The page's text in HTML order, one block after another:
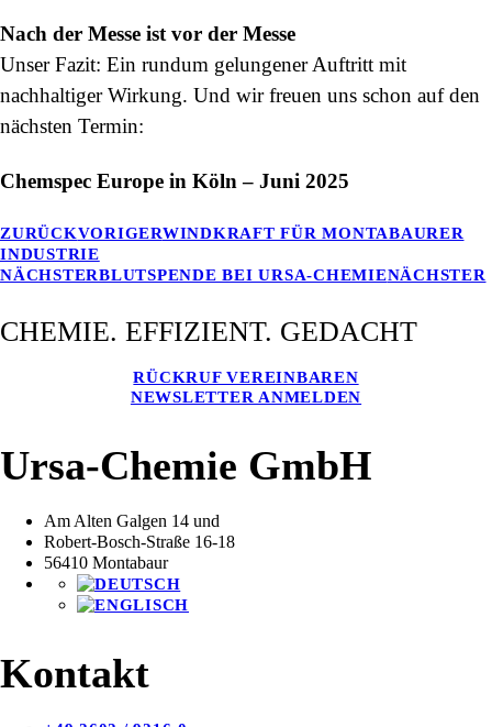
Nach der Messe ist vor der Messe
Unser Fazit: Ein rundum gelungener Auftritt mit
nachhaltiger Wirkung. Und wir freuen uns schon auf den
nächsten Termin:
Chemspec Europe in Köln – Juni 2025
ZURÜCKVORIGERWINDKRAFT FÜR MONTABAURER
INDUSTRIE
NÄCHSTERBLUTSPENDE BEI URSA-CHEMIENÄCHSTER
CHEMIE. EFFIZIENT. GEDACHT
RÜCKRUF VEREINBAREN
NEWSLETTER ANMELDEN
Ursa-Chemie GmbH
Am Alten Galgen 14 und
Robert-Bosch-Straße 16-18
56410 Montabaur
Kontakt